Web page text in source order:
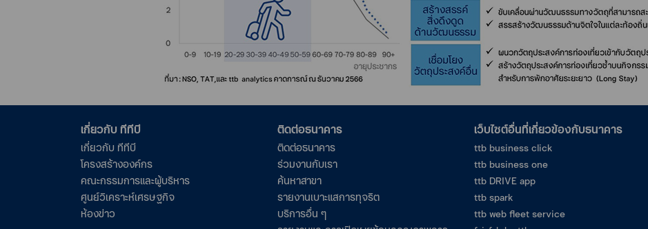
เกี่ยวกับ ทีทีบี
เกี่ยวกับ ทีทีบี
โครงสร้างองค์กร
คณะกรรมการและผู้บริหาร
ศูนย์วิเคราะห์เศรษฐกิจ
ห้องข่าว
ติดต่อธนาคาร
ติดต่อธนาคาร
ร่วมงานกับเรา
ค้นหาสาขา
รายงานเบาะแสการทุจริต
บริการอื่น ๆ
เว็บไซต์อื่นที่เกี่ยวข้องกับธนาคาร
ttb business click
ttb business one
ttb DRIVE app
ttb spark
ttb web fleet service